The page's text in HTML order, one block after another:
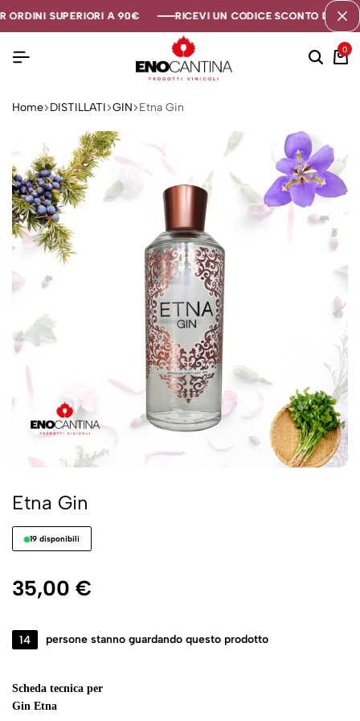
SUPERIORI A 90€ RICEVI UN CODICE SCONTO DI 5€ SE
SUPERIORI A 90€ RICEVI UN CODICE SCONTO DI 5€ SE
SUPERIORI A 90€ RICEVI UN CODICE SCONTO DI 5€ SE
0
Home DISTILLATI GIN Etna Gin
Etna Gin
19 disponibili
35,00 €
14 persone stanno guardando questo prodotto
Scheda tecnica per
Gin Etna